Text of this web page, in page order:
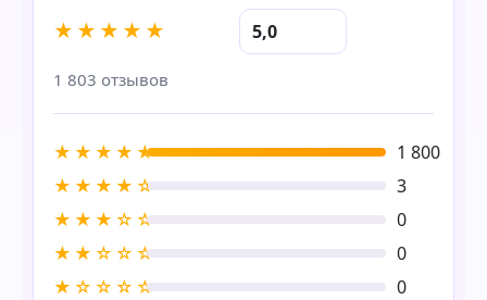
★★★★★ 5,0
1 803 отзывов
★★★★★
1 800
★★★★☆
3
★★★☆☆
0
★★☆☆☆
0
★☆☆☆☆
0